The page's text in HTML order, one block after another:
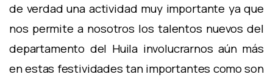
de verdad una actividad muy importante ya que
nos permite a nosotros los talentos nuevos del
departamento del Huila involucrarnos aún más
en estas festividades tan importantes como son